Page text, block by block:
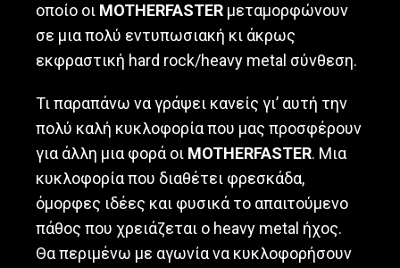
οποίο οι MOTHERFASTER μεταμορφώνουν
σε μια πολύ εντυπωσιακή κι άκρως
εκφραστική hard rock/heavy metal σύνθεση.
Τι παραπάνω να γράψει κανείς γι’ αυτή την
πολύ καλή κυκλοφορία που μας προσφέρουν
για άλλη μια φορά οι MOTHERFASTER. Μια
κυκλοφορία που διαθέτει φρεσκάδα,
όμορφες ιδέες και φυσικά το απαιτούμενο
πάθος που χρειάζεται ο heavy metal ήχος.
Θα περιμένω με αγωνία να κυκλοφορήσουν